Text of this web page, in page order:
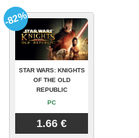
STAR WARS: KNIGHTS
OF THE OLD
REPUBLIC
PC
1.66 €
-82%